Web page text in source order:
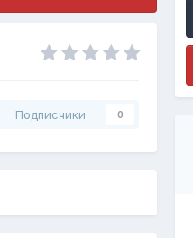
Подписчики 0